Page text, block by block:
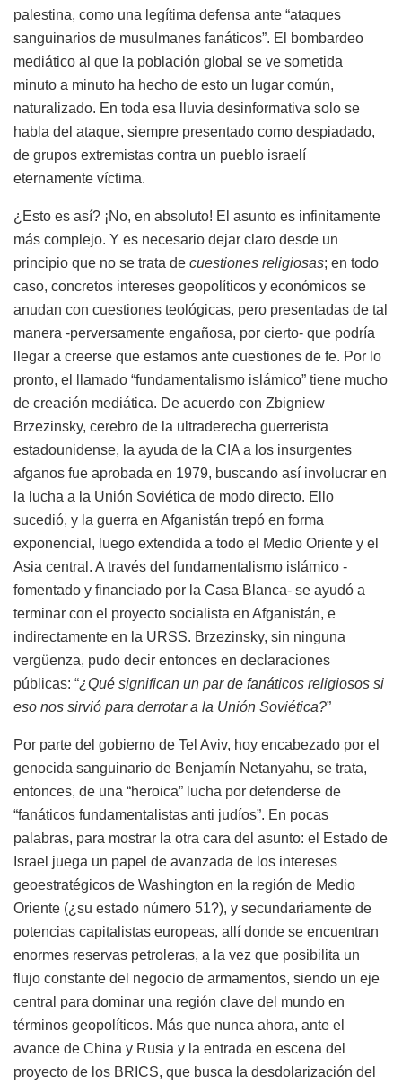
palestina, como una legítima defensa ante “ataques
sanguinarios de musulmanes fanáticos”. El bombardeo
mediático al que la población global se ve sometida
minuto a minuto ha hecho de esto un lugar común,
naturalizado. En toda esa lluvia desinformativa solo se
habla del ataque, siempre presentado como despiadado,
de grupos extremistas contra un pueblo israelí
eternamente víctima.
¿Esto es así? ¡No, en absoluto! El asunto es infinitamente
más complejo. Y es necesario dejar claro desde un
principio que no se trata de cuestiones religiosas; en todo
caso, concretos intereses geopolíticos y económicos se
anudan con cuestiones teológicas, pero presentadas de tal
manera -perversamente engañosa, por cierto- que podría
llegar a creerse que estamos ante cuestiones de fe. Por lo
pronto, el llamado “fundamentalismo islámico” tiene mucho
de creación mediática. De acuerdo con Zbigniew
Brzezinsky, cerebro de la ultraderecha guerrerista
estadounidense, la ayuda de la CIA a los insurgentes
afganos fue aprobada en 1979, buscando así involucrar en
la lucha a la Unión Soviética de modo directo. Ello
sucedió, y la guerra en Afganistán trepó en forma
exponencial, luego extendida a todo el Medio Oriente y el
Asia central. A través del fundamentalismo islámico -
fomentado y financiado por la Casa Blanca- se ayudó a
terminar con el proyecto socialista en Afganistán, e
indirectamente en la URSS. Brzezinsky, sin ninguna
vergüenza, pudo decir entonces en declaraciones
públicas: “¿Qué significan un par de fanáticos religiosos si
eso nos sirvió para derrotar a la Unión Soviética?”
Por parte del gobierno de Tel Aviv, hoy encabezado por el
genocida sanguinario de Benjamín Netanyahu, se trata,
entonces, de una “heroica” lucha por defenderse de
“fanáticos fundamentalistas anti judíos”. En pocas
palabras, para mostrar la otra cara del asunto: el Estado de
Israel juega un papel de avanzada de los intereses
geoestratégicos de Washington en la región de Medio
Oriente (¿su estado número 51?), y secundariamente de
potencias capitalistas europeas, allí donde se encuentran
enormes reservas petroleras, a la vez que posibilita un
flujo constante del negocio de armamentos, siendo un eje
central para dominar una región clave del mundo en
términos geopolíticos. Más que nunca ahora, ante el
avance de China y Rusia y la entrada en escena del
proyecto de los BRICS, que busca la desdolarización del